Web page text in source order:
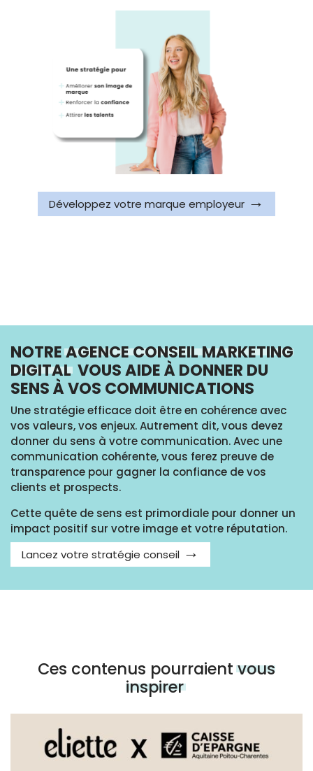
Développez votre marque employeur
NOTREAGENCE CONSEIL MARKETING
DIGITAL VOUS AIDE À DONNER DU
SENS À VOS COMMUNICATIONS
Une stratégie efficace doit être en cohérence avec
vos valeurs, vos enjeux. Autrement dit, vous devez
donner du sens à votre communication. Avec une
communication cohérente, vous ferez preuve de
transparence pour gagner la confiance de vos
clients et prospects.
Cette quête de sens est primordiale pour donner un
impact positif sur votre image et votre réputation.
Lancez votre stratégie conseil
Ces contenus pourraientvous
inspirer